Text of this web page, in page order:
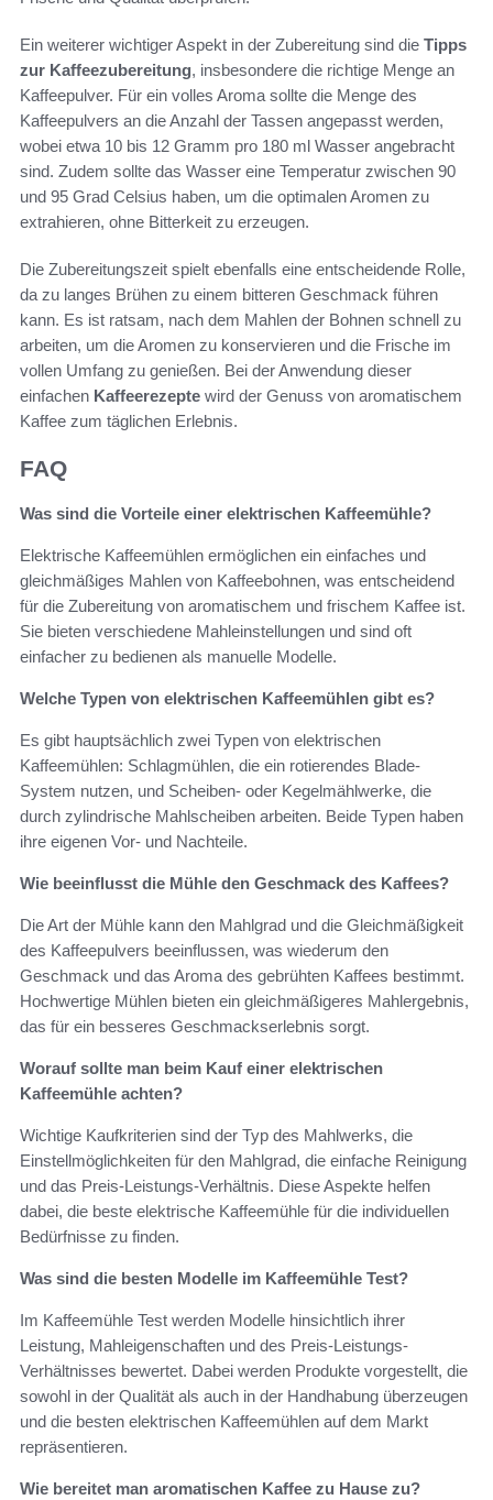
Ein weiterer wichtiger Aspekt in der Zubereitung sind die Tipps
zur Kaffeezubereitung, insbesondere die richtige Menge an
Kaffeepulver. Für ein volles Aroma sollte die Menge des
Kaffeepulvers an die Anzahl der Tassen angepasst werden,
wobei etwa 10 bis 12 Gramm pro 180 ml Wasser angebracht
sind. Zudem sollte das Wasser eine Temperatur zwischen 90
und 95 Grad Celsius haben, um die optimalen Aromen zu
extrahieren, ohne Bitterkeit zu erzeugen.
Die Zubereitungszeit spielt ebenfalls eine entscheidende Rolle,
da zu langes Brühen zu einem bitteren Geschmack führen
kann. Es ist ratsam, nach dem Mahlen der Bohnen schnell zu
arbeiten, um die Aromen zu konservieren und die Frische im
vollen Umfang zu genießen. Bei der Anwendung dieser
einfachen Kaffeerezepte wird der Genuss von aromatischem
Kaffee zum täglichen Erlebnis.
FAQ
Was sind die Vorteile einer elektrischen Kaffeemühle?
Elektrische Kaffeemühlen ermöglichen ein einfaches und
gleichmäßiges Mahlen von Kaffeebohnen, was entscheidend
für die Zubereitung von aromatischem und frischem Kaffee ist.
Sie bieten verschiedene Mahleinstellungen und sind oft
einfacher zu bedienen als manuelle Modelle.
Welche Typen von elektrischen Kaffeemühlen gibt es?
Es gibt hauptsächlich zwei Typen von elektrischen
Kaffeemühlen: Schlagmühlen, die ein rotierendes Blade-
System nutzen, und Scheiben- oder Kegelmählwerke, die
durch zylindrische Mahlscheiben arbeiten. Beide Typen haben
ihre eigenen Vor- und Nachteile.
Wie beeinflusst die Mühle den Geschmack des Kaffees?
Die Art der Mühle kann den Mahlgrad und die Gleichmäßigkeit
des Kaffeepulvers beeinflussen, was wiederum den
Geschmack und das Aroma des gebrühten Kaffees bestimmt.
Hochwertige Mühlen bieten ein gleichmäßigeres Mahlergebnis,
das für ein besseres Geschmackserlebnis sorgt.
Worauf sollte man beim Kauf einer elektrischen
Kaffeemühle achten?
Wichtige Kaufkriterien sind der Typ des Mahlwerks, die
Einstellmöglichkeiten für den Mahlgrad, die einfache Reinigung
und das Preis-Leistungs-Verhältnis. Diese Aspekte helfen
dabei, die beste elektrische Kaffeemühle für die individuellen
Bedürfnisse zu finden.
Was sind die besten Modelle im Kaffeemühle Test?
Im Kaffeemühle Test werden Modelle hinsichtlich ihrer
Leistung, Mahleigenschaften und des Preis-Leistungs-
Verhältnisses bewertet. Dabei werden Produkte vorgestellt, die
sowohl in der Qualität als auch in der Handhabung überzeugen
und die besten elektrischen Kaffeemühlen auf dem Markt
repräsentieren.
Wie bereitet man aromatischen Kaffee zu Hause zu?